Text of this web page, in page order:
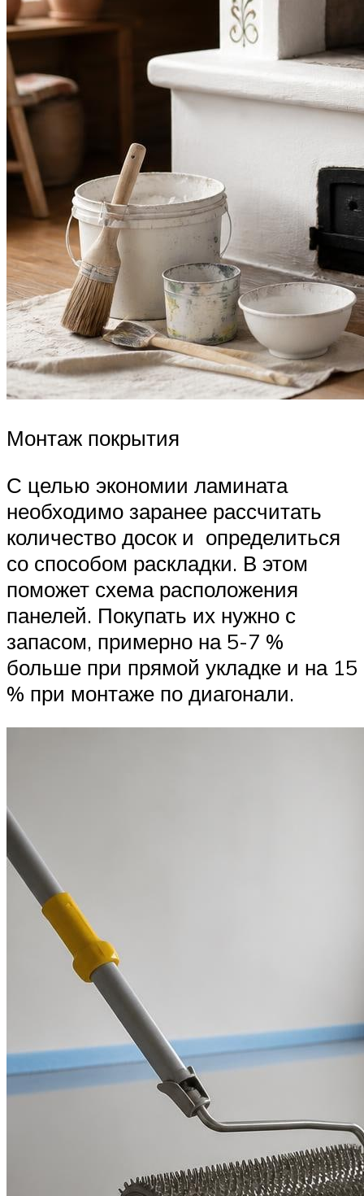
Монтаж покрытия
С целью экономии ламината
необходимо заранее рассчитать
количество досок и определиться
со способом раскладки. В этом
поможет схема расположения
панелей. Покупать их нужно с
запасом, примерно на 5-7 %
больше при прямой укладке и на 15
% при монтаже по диагонали.